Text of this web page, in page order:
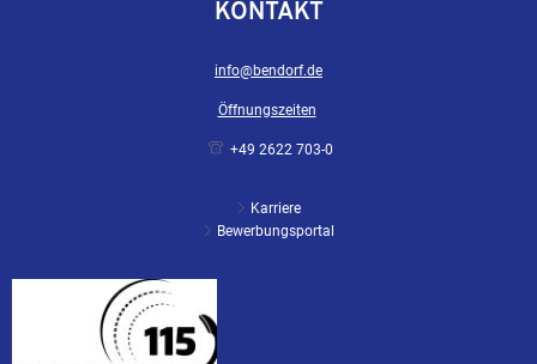
KONTAKT
info@bendorf.de
Öffnungszeiten
+49 2622 703-0
Karriere
Bewerbungsportal